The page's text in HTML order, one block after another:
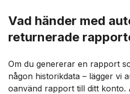
Vad händer med
returnerade
Om du genererar en rapport
någon historikdata – lägger vi
oanvänd rapport till ditt konto.